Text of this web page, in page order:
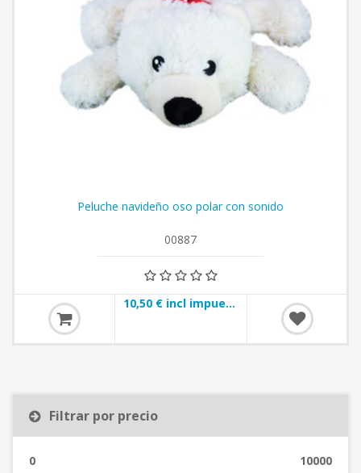
Peluche navideño oso polar con sonido
00887
10,50 € incl impuestos
Filtrar por precio
0 10000